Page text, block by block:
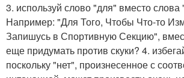
3. используй слово "для" вместо слова
Например: "Для Того, Чтобы Что-то
Запишусь в Спортивную Секцию",
еще придумать против скуки? 4.
поскольку "нет", произнесенное с